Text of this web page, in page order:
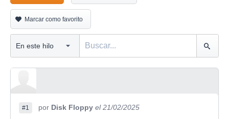
Marcar como favorito
#1 por Disk Floppy el 21/02/2025